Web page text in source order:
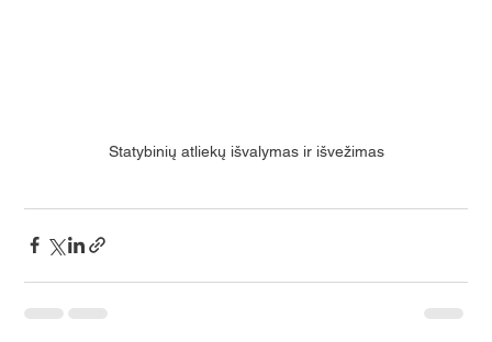
Statybinių atliekų išvalymas ir išvežimas